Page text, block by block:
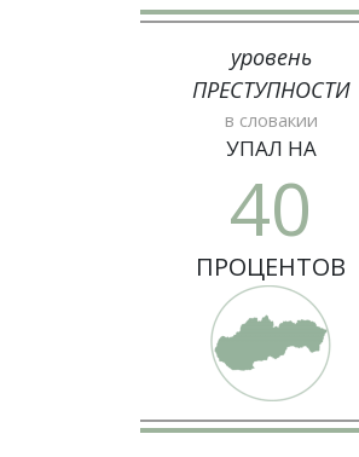
уровень
ПРЕСТУПНОСТИ
в словакии
УПАЛ НА
40
ПРОЦЕНТОВ